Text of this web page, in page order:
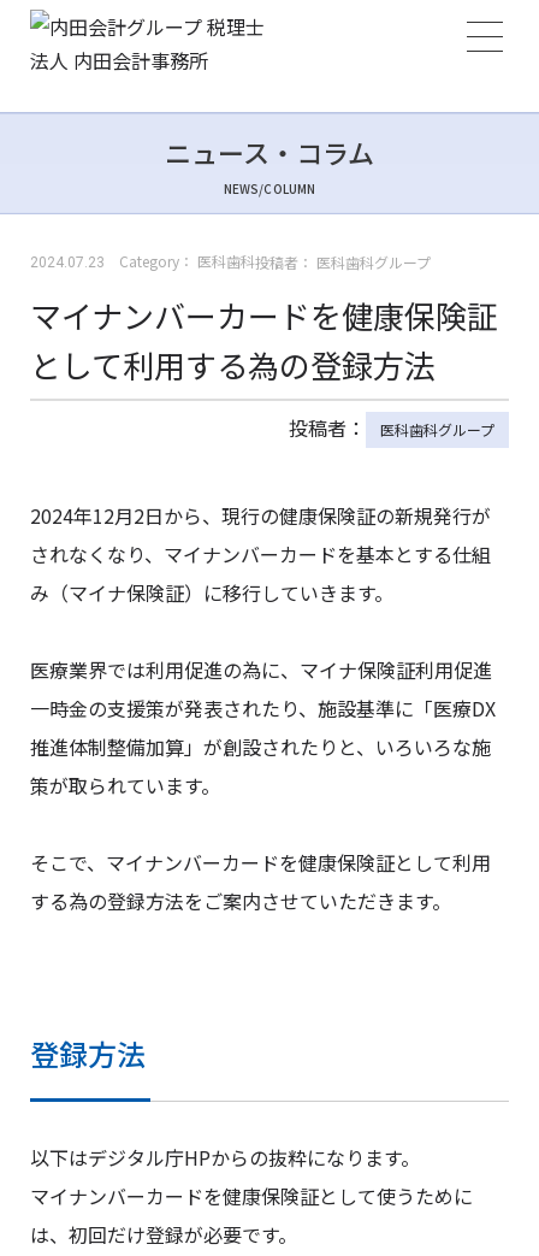
ニュース・コラム
NEWS/COLUMN
2024.07.23 Category： 医科歯科投稿者： 医科歯科グループ
マイナンバーカードを健康保険証
として利用する為の登録方法
投稿者： 医科歯科グループ
2024年12月2日から、現行の健康保険証の新規発行が
されなくなり、マイナンバーカードを基本とする仕組
み（マイナ保険証）に移行していきます。
医療業界では利用促進の為に、マイナ保険証利用促進
一時金の支援策が発表されたり、施設基準に「医療DX
推進体制整備加算」が創設されたりと、いろいろな施
策が取られています。
そこで、マイナンバーカードを健康保険証として利用
する為の登録方法をご案内させていただきます。
登録方法
以下はデジタル庁HPからの抜粋になります。
マイナンバーカードを健康保険証として使うために
は、初回だけ登録が必要です。